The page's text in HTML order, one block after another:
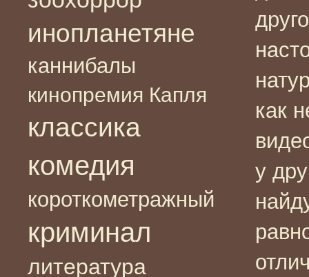
инопланетяне
каннибалы
кинопремия Капля
классика
комедия
короткометражный
криминал
литература
как
у